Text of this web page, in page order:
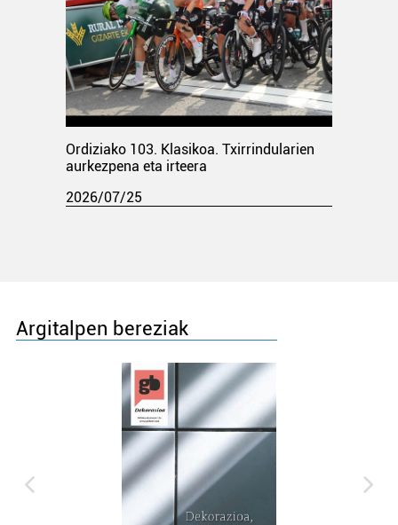
Ordiziako 103. Klasikoa. Txirrindularien
aurkezpena eta irteera
2026/07/25
Argitalpen bereziak